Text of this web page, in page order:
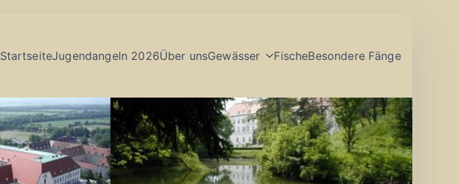
StartseiteJugendangeln 2026Über unsGewässer FischeBesondere Fänge